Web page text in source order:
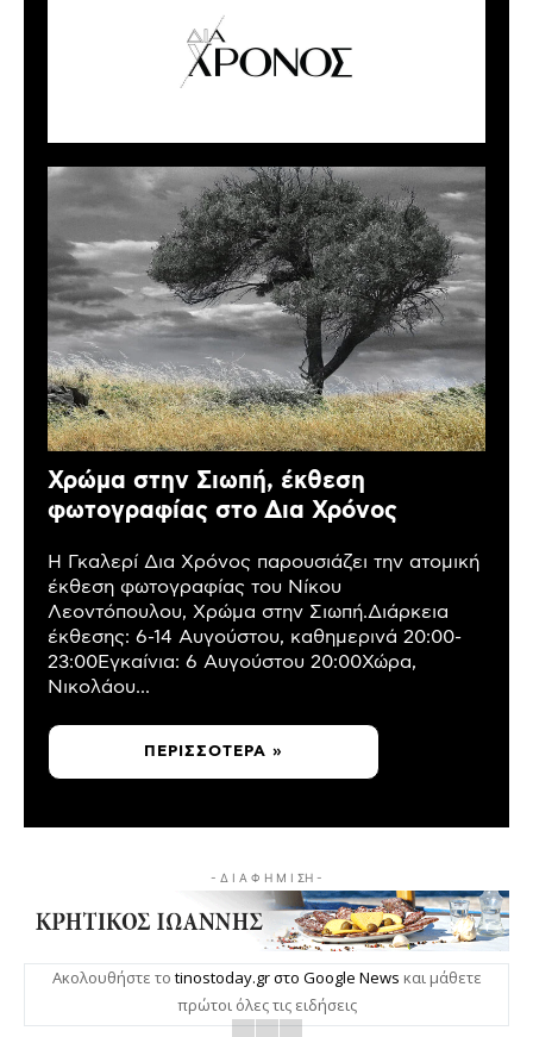
Χρώμα στην Σιωπή, έκθεση
φωτογραφίας στο Δια Χρόνος
Η Γκαλερί Δια Χρόνος παρουσιάζει την ατομική
έκθεση φωτογραφίας του Νίκου
Λεοντόπουλου, Χρώμα στην Σιωπή.Διάρκεια
έκθεσης: 6-14 Αυγούστου, καθημερινά 20:00-
23:00Εγκαίνια: 6 Αυγούστου 20:00Χώρα,
Νικολάου...
ΠΕΡΙΣΣΌΤΕΡΑ »
- Δ Ι Α Φ Η Μ Ι ΣΗ -
Ακολουθήστε το tinostoday.gr στο Google News και μάθετε
πρώτοι όλες τις ειδήσεις